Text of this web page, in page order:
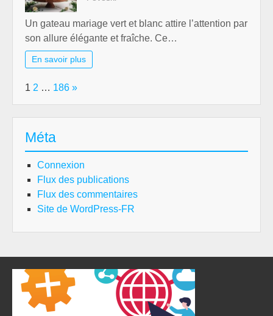
Un gateau mariage vert et blanc attire l’attention par
son allure élégante et fraîche. Ce…
En savoir plus
Page:
1 2 … 186 Next
»
Méta
Connexion
Flux des publications
Flux des commentaires
Site de WordPress-FR